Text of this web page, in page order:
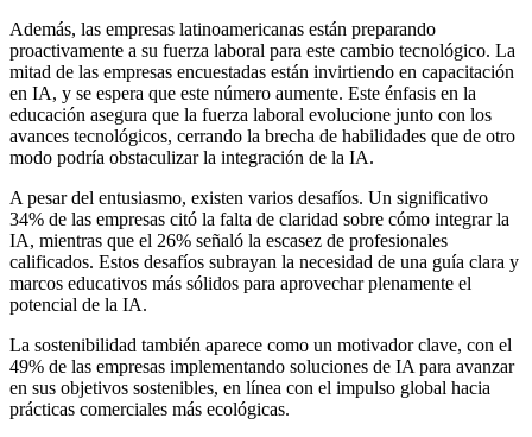
Además, las empresas latinoamericanas están preparando
proactivamente a su fuerza laboral para este cambio tecnológico. La
mitad de las empresas encuestadas están invirtiendo en capacitación
en IA, y se espera que este número aumente. Este énfasis en la
educación asegura que la fuerza laboral evolucione junto con los
avances tecnológicos, cerrando la brecha de habilidades que de otro
modo podría obstaculizar la integración de la IA.
A pesar del entusiasmo, existen varios desafíos. Un significativo
34% de las empresas citó la falta de claridad sobre cómo integrar la
IA, mientras que el 26% señaló la escasez de profesionales
calificados. Estos desafíos subrayan la necesidad de una guía clara y
marcos educativos más sólidos para aprovechar plenamente el
potencial de la IA.
La sostenibilidad también aparece como un motivador clave, con el
49% de las empresas implementando soluciones de IA para avanzar
en sus objetivos sostenibles, en línea con el impulso global hacia
prácticas comerciales más ecológicas.